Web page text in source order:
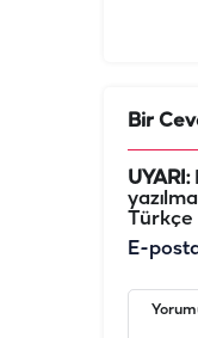
Bir
UYARI:
Türkçe
E-